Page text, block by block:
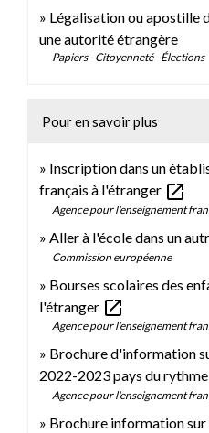
Légalisation ou apostille
une autorité étrangère
Papiers - Citoyenneté - Élections
Pour en savoir plus
Inscription dans un
français à l'étranger open_in_new
Agence pour l'enseignement
Aller à l'école dans un
Commission européenne
Bourses scolaires des
l'étranger open_in_new
Agence pour l'enseignement
Brochure d'information
2022-2023 pays du
Agence pour l'enseignement
Brochure information